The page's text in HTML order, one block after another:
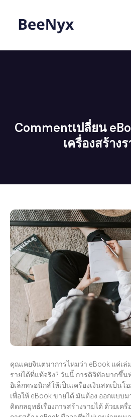
Commentเปลี่ยน
เครื่องสร้าง
คุณเคยจินตนาการไหมว่า eBook แค่เล่
รายได้ที่แท้จริง? วันนี้ การดิจิทัลมากขึ้น
อิเล็กทรอนิกส์ให้เป็นเครื่องเงินสดเป็น
เพื่อให้ eBook ขายได้ มันต้อง ออกแบบม
คิดกลยุทธ์เรื่องการสร้างรายได้ ด้วยเครื่